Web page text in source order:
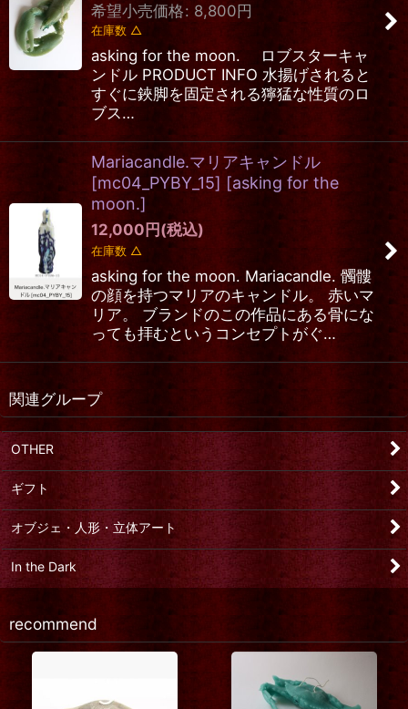
希望小売価格: 8,800円
在庫数 △
asking for the moon. ロブスターキャ
ンドル PRODUCT INFO 水揚げされると
すぐに鋏脚を固定される獰猛な性質のロ
ブス…
Mariacandle.マリアキャンドル
[mc04_PYBY_15] [asking for the
moon.]
12,000円(税込)
在庫数 △
asking for the moon. Mariacandle. 髑髏
の顔を持つマリアのキャンドル。 赤いマ
リア。 ブランドのこの作品にある骨にな
っても拝むというコンセプトがぐ…
関連グループ
OTHER
ギフト
オブジェ・人形・立体アート
In the Dark
recommend